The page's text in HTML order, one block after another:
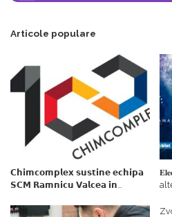
Articole populare
𝗖𝗵𝗶𝗺𝗰𝗼𝗺𝗽𝗹𝗲𝘅 𝘀𝘂𝘀𝘁𝗶𝗻𝗲 𝗲𝗰𝗵𝗶𝗽𝗮
𝗦𝗖𝗠 𝗥𝗮𝗺𝗻𝗶𝗰𝘂 𝗩𝗮𝗹𝗰𝗲𝗮 𝗶𝗻
𝗳𝗶𝗻𝗮𝗻𝘁𝗮𝘁𝗼𝗿